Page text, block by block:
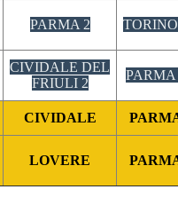
PARMA 2
CIVIDALE DEL
FRIULI 2
PARMA
CIVIDALE
LOVERE